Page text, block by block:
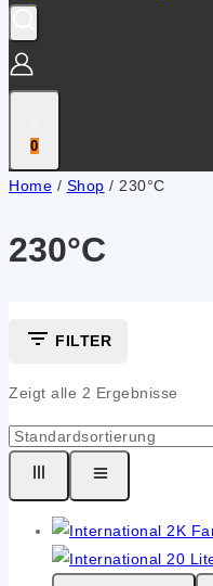
0
Home / Shop / 230°C
230°C
FILTER
Zeigt alle 2 Ergebnisse